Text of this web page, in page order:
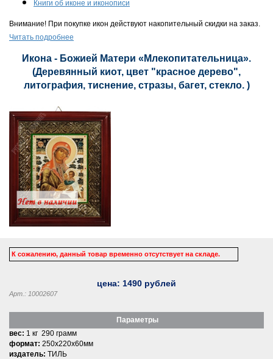
Книги об иконе и иконописи
Внимание! При покупке икон действуют накопительный скидки на заказ.
Читать подробнее
Икона - Божией Матери «Млекопитательница».
(Деревянный киот, цвет "красное дерево",
литография, тиснение, стразы, багет, стекло. )
К сожалению, данный товар временно отсутствует на складе.
цена: 1490 рублей
Арт.: 10002607
Параметры
вес: 1 кг 290 грамм
формат: 250x220x60мм
издатель: ТИЛЬ